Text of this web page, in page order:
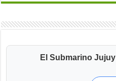
El Submarino Jujuy